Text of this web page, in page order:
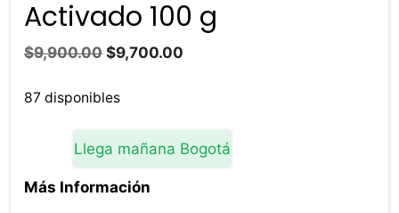
Activado 100 g
$9,900.00 El
original
$9,900.00.
$9,700.00
$9,700.00.
87 disponibles
Llega mañana Bogotá
Más Información